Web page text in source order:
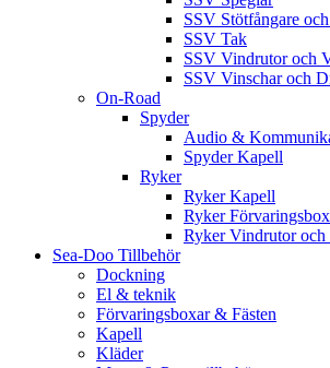
SSV Stötfångare
SSV Tak
SSV Vindrutor och
SSV Vinschar och
On-Road
Spyder
Audio &
Spyder Kapell
Ryker
Ryker Kapell
Ryker
Ryker Vindrutor
Sea-Doo Tillbehör
Dockning
El & teknik
Förvaringsboxar & Fästen
Kapell
Kläder